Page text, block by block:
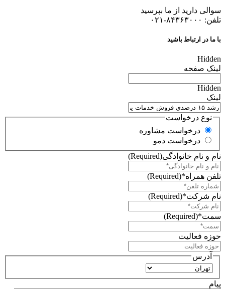
سوالی دارید از ما بپرسید
تلفن: ۸۴۳۶۳۰۰۰-۰۲۱
با ما در ارتباط باشید
Hidden
لینک صفحه
Hidden
لینک
نوع درخواست
درخواست مشاوره
درخواست دمو
نام و نام خانوادگی(Required)
تلفن همراه*(Required)
نام شرکت*(Required)
سمت*(Required)
حوزه فعالیت
آدرس
استان
پیام